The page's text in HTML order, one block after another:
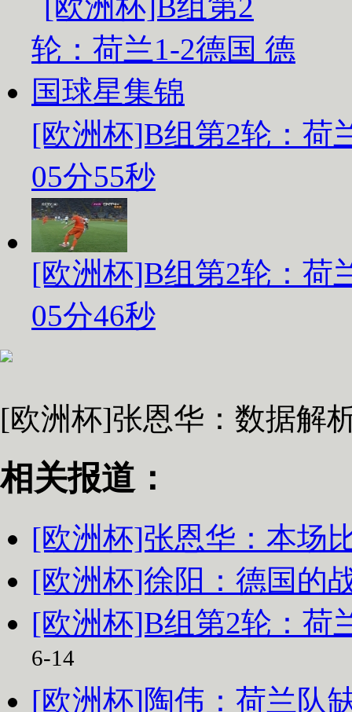
[欧洲杯]B组第2轮：荷
05分55秒
[欧洲杯]B组第2轮：荷
05分46秒
[欧洲杯]张恩华：数据解
相关报道：
[欧洲杯]张恩华：本场
[欧洲杯]徐阳：德国的
[欧洲杯]B组第2轮：荷
6-14
[欧洲杯]陶伟：荷兰队